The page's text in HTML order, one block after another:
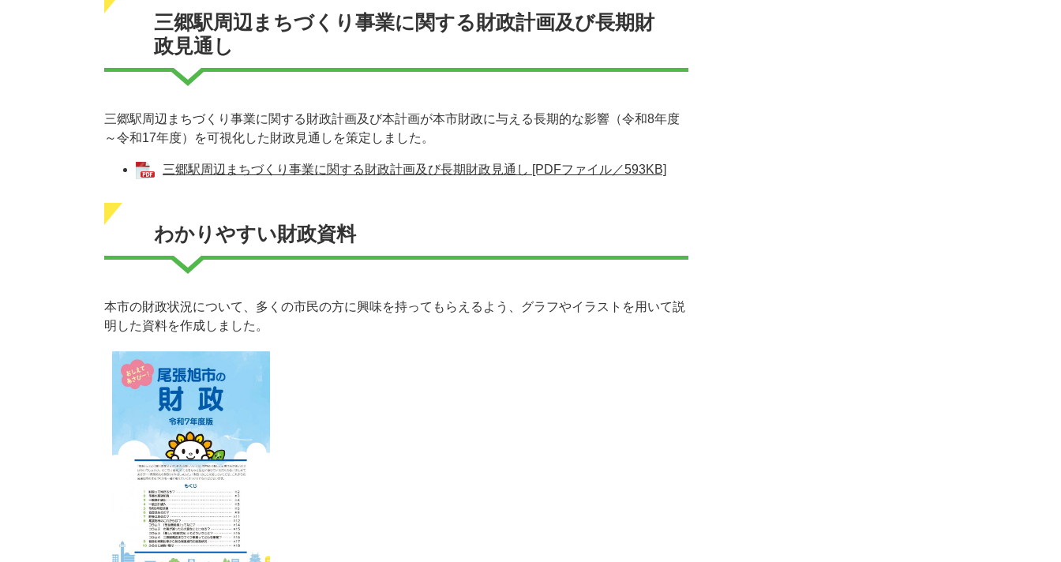
三郷駅周辺まちづくり事業に関する財政計画及び長期財
政見通し
三郷駅周辺まちづくり事業に関する財政計画及び本計画が本市財政に与える長期的な影響（令和8年度
～令和17年度）を可視化した財政見通しを策定しました。
三郷駅周辺まちづくり事業に関する財政計画及び長期財政見通し [PDFファイル／593KB]
わかりやすい財政資料
本市の財政状況について、多くの市民の方に興味を持ってもらえるよう、グラフやイラストを用いて説
明した資料を作成しました。